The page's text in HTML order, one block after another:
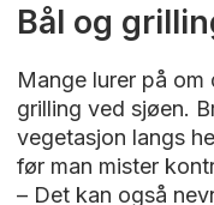
Bål og
Mange lurer på
grilling ved sjøen.
vegetasjon langs
før man mister
– Det kan også